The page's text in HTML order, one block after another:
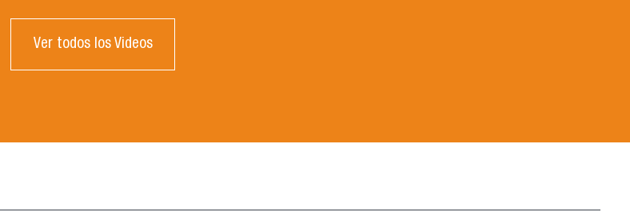
Ver todos los Videos